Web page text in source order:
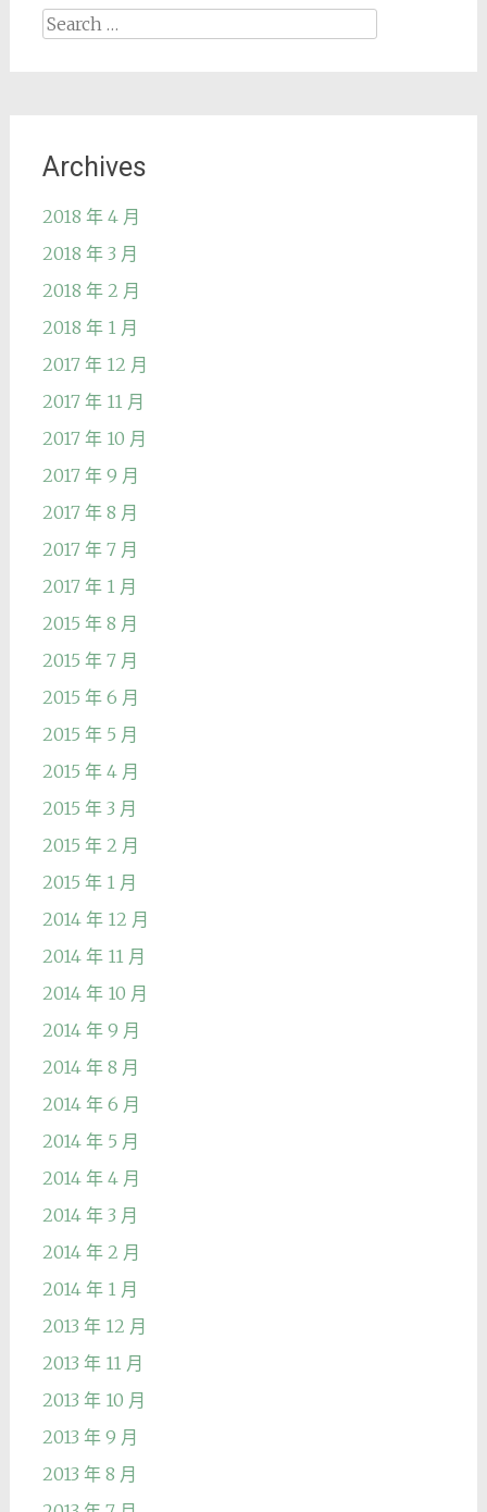
Search
Archives
2018 年 4 月
2018 年 3 月
2018 年 2 月
2018 年 1 月
2017 年 12 月
2017 年 11 月
2017 年 10 月
2017 年 9 月
2017 年 8 月
2017 年 7 月
2017 年 1 月
2015 年 8 月
2015 年 7 月
2015 年 6 月
2015 年 5 月
2015 年 4 月
2015 年 3 月
2015 年 2 月
2015 年 1 月
2014 年 12 月
2014 年 11 月
2014 年 10 月
2014 年 9 月
2014 年 8 月
2014 年 6 月
2014 年 5 月
2014 年 4 月
2014 年 3 月
2014 年 2 月
2014 年 1 月
2013 年 12 月
2013 年 11 月
2013 年 10 月
2013 年 9 月
2013 年 8 月